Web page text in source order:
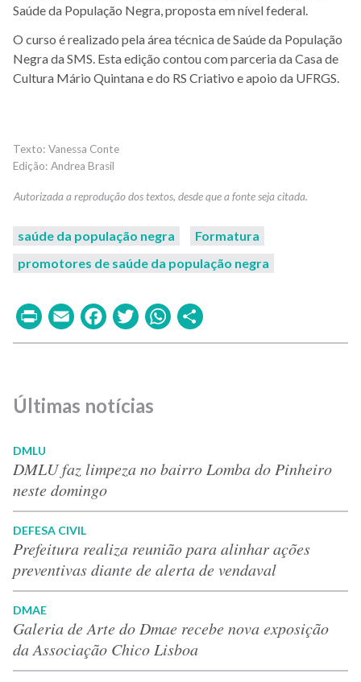
Saúde da População Negra, proposta em nível federal.
O curso é realizado pela área técnica de Saúde da População
Negra da SMS. Esta edição contou com parceria da Casa de
Cultura Mário Quintana e do RS Criativo e apoio da UFRGS.
Vanessa Conte
Andrea Brasil
saúde da população negra
Formatura
promotores de saúde da população negra
PrintEmailFacebook
TwitterWhatsApp
Últimas notícias
DMLU
DMLU faz limpeza no bairro Lomba do Pinheiro
neste domingo
DEFESA CIVIL
Prefeitura realiza reunião para alinhar ações
preventivas diante de alerta de vendaval
DMAE
Galeria de Arte do Dmae recebe nova exposição
da Associação Chico Lisboa